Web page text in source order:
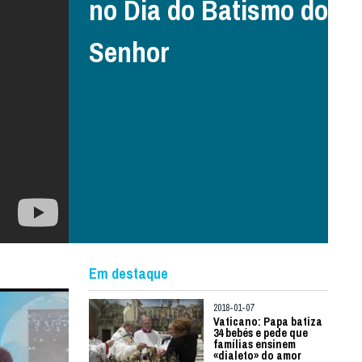
no Dia do Batismo do
Senhor
Em destaque
2018-01-07
Vaticano: Papa batiza
34 bebés e pede que
famílias ensinem
«dialeto» do amor